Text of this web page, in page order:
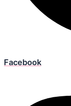
Facebook